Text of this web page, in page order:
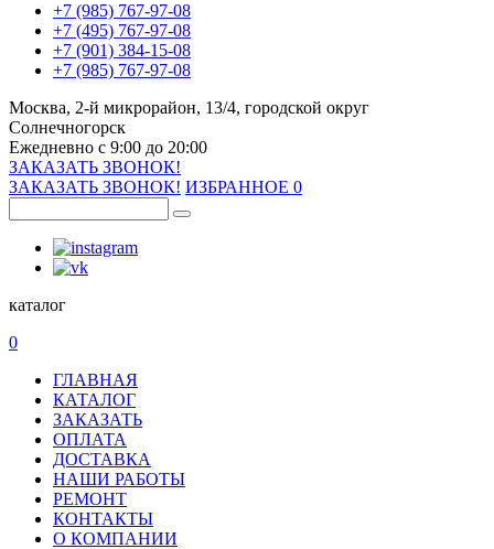
+7 (985) 767-97-08
+7 (495) 767-97-08
+7 (901) 384-15-08
+7 (985) 767-97-08
Москва, 2-й микрорайон, 13/4, городской округ
Солнечногорск
Ежедневно с 9:00 до 20:00
ЗАКАЗАТЬ ЗВОНОК!
ЗАКАЗАТЬ ЗВОНОК! ИЗБРАННОЕ 0
каталог
0
ГЛАВНАЯ
КАТАЛОГ
ЗАКАЗАТЬ
ОПЛАТА
ДОСТАВКА
НАШИ РАБОТЫ
РЕМОНТ
КОНТАКТЫ
О КОМПАНИИ